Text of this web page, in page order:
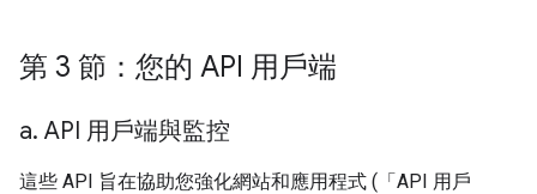
第 3 節：您的 API 用戶端
a. API 用戶端與監控
這些 API 旨在協助您強化網站和應用程式 (「API 用戶